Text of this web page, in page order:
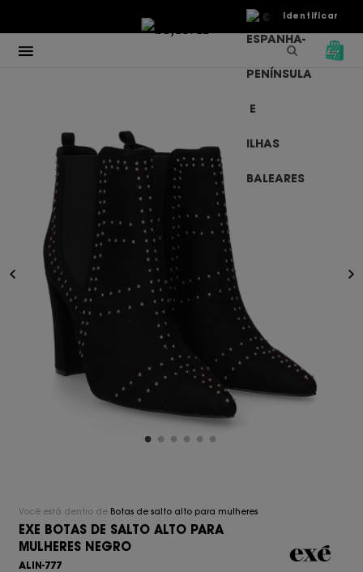
Identificar
€
Você está dentro de Botas de salto alto para mulheres
EXE BOTAS DE SALTO ALTO PARA
MULHERES NEGRO
ALIN-777